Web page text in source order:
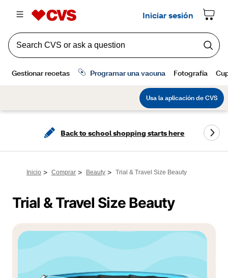
Back to school shopping starts here
Inicio > Comprar > Beauty > Trial & Travel Size Beauty
Trial & Travel Size Beauty